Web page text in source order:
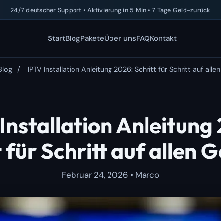
24/7 deutscher Support • Aktivierung in 5 Min • 7 Tage Geld-zurück
StartBlogPaketeÜber unsFAQKontakt
/ IPTV Installation Anleitung 2026: Schritt für Schritt auf
Anleitung
für Schritt auf allen
Februar 24, 2026 • Marco